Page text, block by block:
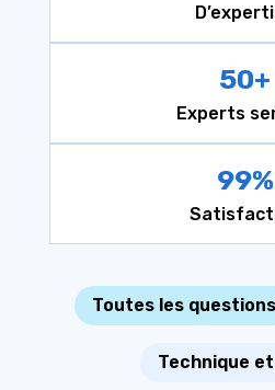
50+
Experts
99%
Toutes les questions
Technique